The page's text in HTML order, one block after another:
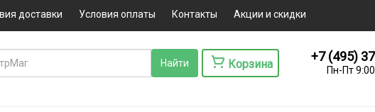
доставки Условия оплаты Контакты Акции и скидки
Корзина
+7 (495)
Пн-Пт